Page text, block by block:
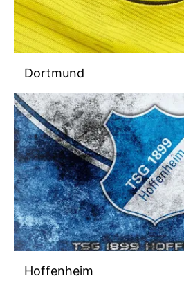
Dortmund
Hoffenheim